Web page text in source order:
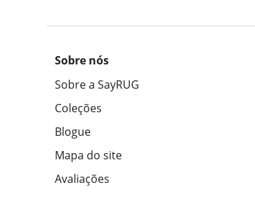
Sobre nós
Sobre a SayRUG
Coleções
Blogue
Mapa do site
Avaliações